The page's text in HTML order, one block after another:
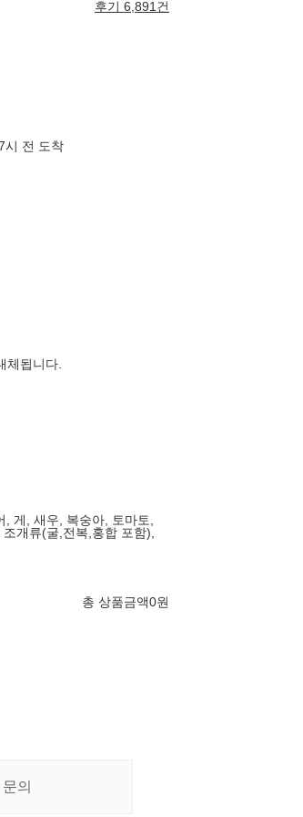
후기 6,891건
시 전 도착
체됩니다.
게, 새우, 복숭아, 토마토,
개류(굴,전복,홍합 포함),
총 상품금액0원
문의